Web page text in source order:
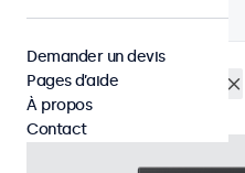
Filtrer (1)
Écrans 8 pouces
Demander un devis
Pages d’aide
À propos
Contact